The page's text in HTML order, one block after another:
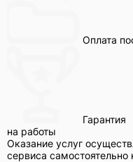
Оплата
Гарантия
на работы
Оказание услуг
сервиса самостоятельно